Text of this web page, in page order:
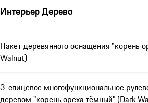
Интерьер Дерево
Пакет деревянного оснащения "корень
Walnut)
3-спицевое многофункциональное
деревом "корень ореха тёмный” (Dark